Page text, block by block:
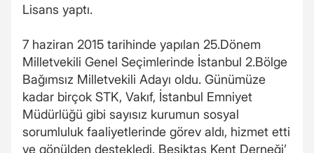
Lisans yaptı.
7 haziran 2015 tarihinde yapılan 25.Dönem
Milletvekili Genel Seçimlerinde İstanbul 2.Bölge
Bağımsız Milletvekili Adayı oldu. Günümüze
kadar birçok STK, Vakıf, İstanbul Emniyet
Müdürlüğü gibi sayısız kurumun sosyal
sorumluluk faaliyetlerinde görev aldı, hizmet etti
ve gönülden destekledi. Beşiktaş Kent Derneği’